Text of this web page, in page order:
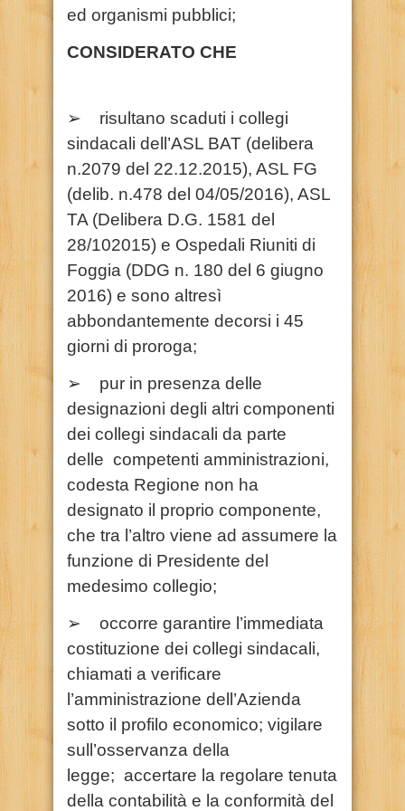
ed organismi pubblici;
CONSIDERATO CHE
➢ risultano scaduti i collegi
sindacali dell’ASL BAT (delibera
n.2079 del 22.12.2015), ASL FG
(delib. n.478 del 04/05/2016), ASL
TA (Delibera D.G. 1581 del
28/102015) e Ospedali Riuniti di
Foggia (DDG n. 180 del 6 giugno
2016) e sono altresì
abbondantemente decorsi i 45
giorni di proroga;
➢ pur in presenza delle
designazioni degli altri componenti
dei collegi sindacali da parte
delle competenti amministrazioni,
codesta Regione non ha
designato il proprio componente,
che tra l’altro viene ad assumere la
funzione di Presidente del
medesimo collegio;
➢ occorre garantire l’immediata
costituzione dei collegi sindacali,
chiamati a verificare
l’amministrazione dell’Azienda
sotto il profilo economico; vigilare
sull’osservanza della
legge; accertare la regolare tenuta
della contabilità e la conformità del